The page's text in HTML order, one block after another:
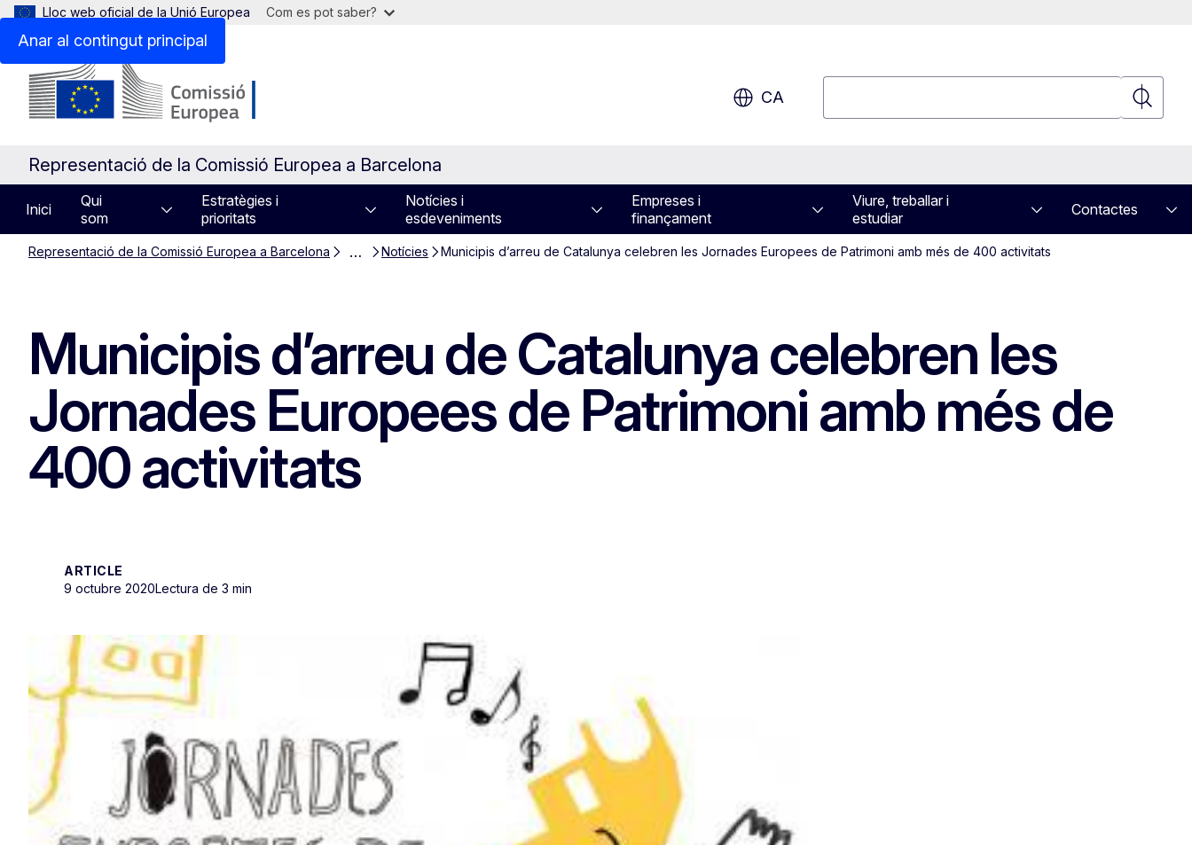
Anar al contingut principal
Lloc web oficial de la Unió Europea Com es pot saber?
CA
Cerca
Representació de la Comissió Europea a Barcelona
Inici
Qui
som
Estratègies i
prioritats
Notícies i
esdeveniments
Empreses i
finançament
Viure, treballar i
estudiar
Contactes
Representació de la Comissió Europea a Barcelona … Notícies Municipis d’arreu de Catalunya celebren les Jornades Europees de Patrimoni amb més de 400 activitats
Municipis d’arreu de Catalunya celebren les
Jornades Europees de Patrimoni amb més de
400 activitats
ARTICLE
9 octubre 2020Lectura de 3 min